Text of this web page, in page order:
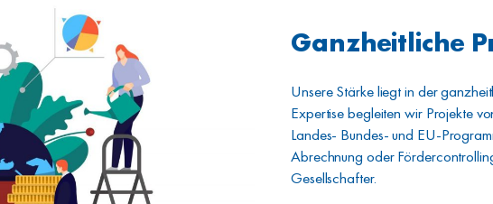
Ganzheitliche
Unsere Stärke liegt in der
Expertise begleiten wir Projekte
Landes- Bundes- und EU-
Abrechnung oder
Gesellschafter.